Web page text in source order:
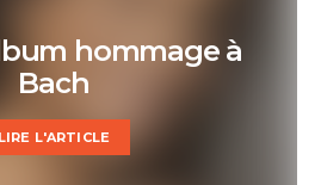
hommage à
Bach
LIRE L'ARTICLE